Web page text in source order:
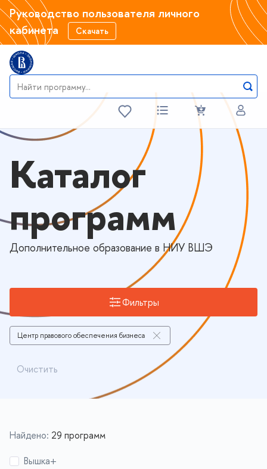
Руководство пользователя личного
кабинета
Скачать
Каталог
программ
Дополнительное образование в НИУ ВШЭ
Фильтры
Центр правового обеспечения бизнеса
Очистить
Найдено: 29 программ
Вышка+